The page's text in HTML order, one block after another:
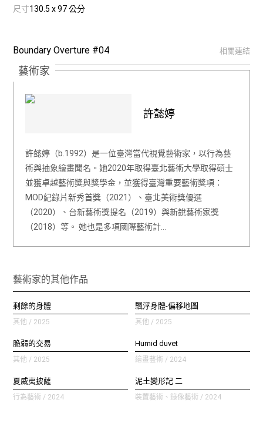
尺寸130.5 x 97 公分
Boundary Overture #04 相關連結
藝術家
許懿婷
許懿婷（b.1992）是一位臺灣當代視覺藝術家，以行為藝
術與抽象繪畫聞名。她2020年取得臺北藝術大學取得碩士
並獲卓越藝術獎與獎學金，並獲得臺灣重要藝術獎項：
MOD紀錄片新秀首獎（2021）、臺北美術獎優選
（2020）、台新藝術獎提名（2019）與新銳藝術家獎
（2018）等。 她也是多項國際藝術計…
藝術家的其他作品
剩餘的身體
其他 / 2025
飄浮身體-偏移地圖
其他 / 2025
脆弱的交易
其他 / 2025
Humid duvet
繪畫藝術 / 2024
夏威夷披薩
行為藝術 / 2024
泥土變形記 二
裝置藝術、錄像藝術 / 2024